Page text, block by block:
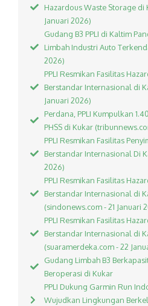
Hazardous Waste Storage di
Januari 2026)
Gudang B3 PPLI di Kaltim
Limbah Industri Auto
2026)
PPLI Resmikan Fasilitas
Berstandar Internasional di
Januari 2026)
Perdana, PPLI Kumpulkan
PHSS di Kukar
PPLI Resmikan Fasilitas
Berstandar Internasional Di
2026)
PPLI Resmikan Fasilitas
Berstandar Internasional di
(sindonews.com - 21 Januari
PPLI Resmikan Fasilitas
Berstandar Internasional di
(suaramerdeka.com - 22
Gudang Limbah B3
Beroperasi di Kukar
PPLI Dukung Garmin Run
Wujudkan Lingkungan